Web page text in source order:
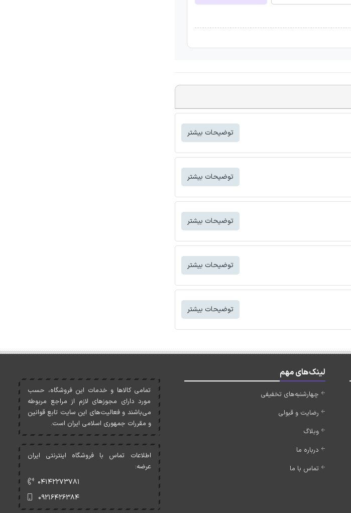
توضیحات بیشتر
توضیحات بیشتر
توضیحات بیشتر
توضیحات بیشتر
توضیحات بیشتر
لینک‌های مهم
چهارشنبه‌های تخفیفی
رضایت و قبولی
وبلاگ
درباره ما
تماس با ما
تمامی کالاها و خدمات اين فروشگاه، حسب
مورد دارای مجوزهای لازم از مراجع مربوطه
می‌باشند و فعاليت‌های اين سايت تابع قوانين
و مقررات جمهوری اسلامی ايران است.
اطلاعات تماس با فروشگاه اینترنتی ایران
عرضه:
۰۴۱۴۲۲۷۳۷۸۱
۰۹۲۱۶۴۲۶۳۸۴